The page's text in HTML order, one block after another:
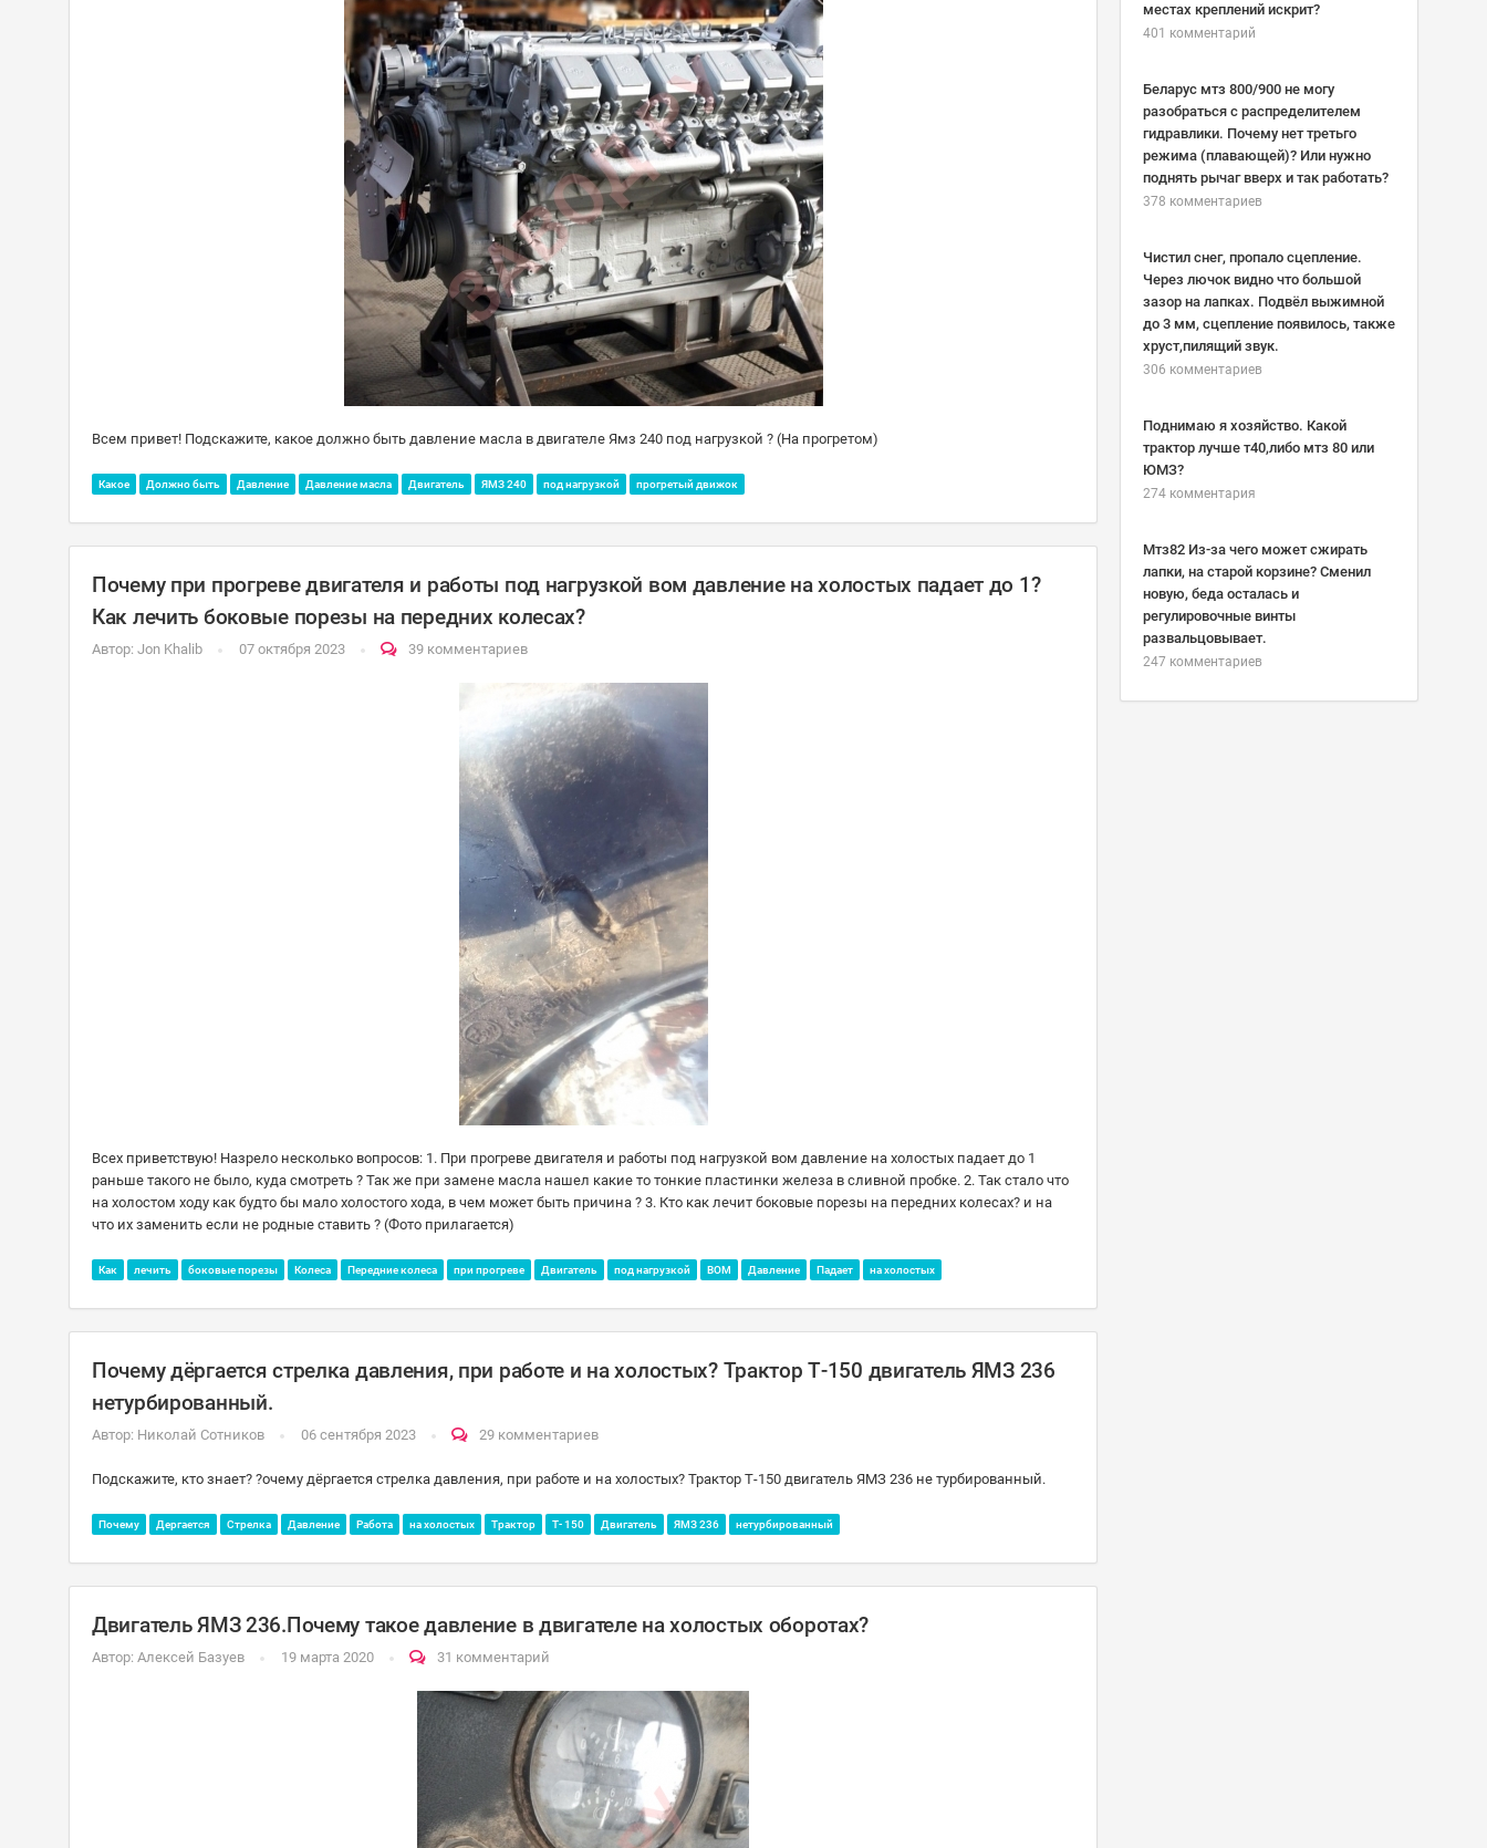
Всем привет! Подскажите, какое должно быть давление масла в двигателе Ямз 240 под нагрузкой ? (На прогретом)
Какое Должно быть Давление Давление масла Двигатель ЯМЗ 240 под нагрузкой прогретый движок
Почему при прогреве двигателя и работы под нагрузкой вом давление на холостых падает до 1?
Как лечить боковые порезы на передних колесах?
Автор: Jon Khalib 07 октября 2023 39 комментариев
Всех приветствую! Назрело несколько вопросов: 1. При прогреве двигателя и работы под нагрузкой вом давление на холостых падает до 1
раньше такого не было, куда смотреть ? Так же при замене масла нашел какие то тонкие пластинки железа в сливной пробке. 2. Так стало что
на холостом ходу как будто бы мало холостого хода, в чем может быть причина ? 3. Кто как лечит боковые порезы на передних колесах? и на
что их заменить если не родные ставить ? (Фото прилагается)
Как лечить боковые порезы Колеса Передние колеса при прогреве Двигатель под нагрузкой ВОМ Давление Падает на холостых
Почему дёргается стрелка давления, при работе и на холостых? Трактор Т-150 двигатель ЯМЗ 236
нетурбированный.
Автор: Николай Сотников 06 сентября 2023 29 комментариев
Подскажите, кто знает? ?очему дёргается стрелка давления, при работе и на холостых? Трактор Т-150 двигатель ЯМЗ 236 не турбированный.
Почему Дергается Стрелка Давление Работа на холостых Трактор Т- 150 Двигатель ЯМЗ 236 нетурбированный
Двигатель ЯМЗ 236.Почему такое давление в двигателе на холостых оборотах?
Автор: Алексей Базуев 19 марта 2020 31 комментарий
местах креплений искрит?
401 комментарий
Беларус мтз 800/900 не могу
разобраться с распределителем
гидравлики. Почему нет третьго
режима (плавающей)? Или нужно
поднять рычаг вверх и так работать?
378 комментариев
Чистил снег, пропало сцепление.
Через лючок видно что большой
зазор на лапках. Подвёл выжимной
до 3 мм, сцепление появилось, также
хруст,пилящий звук.
306 комментариев
Поднимаю я хозяйство. Какой
трактор лучше т40,либо мтз 80 или
ЮМЗ?
274 комментария
Мтз82 Из-за чего может сжирать
лапки, на старой корзине? Сменил
новую, беда осталась и
регулировочные винты
развальцовывает.
247 комментариев